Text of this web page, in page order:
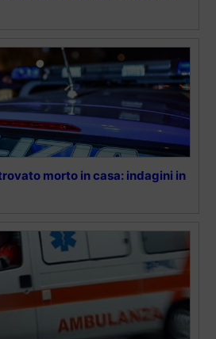
morto in casa: indagini in